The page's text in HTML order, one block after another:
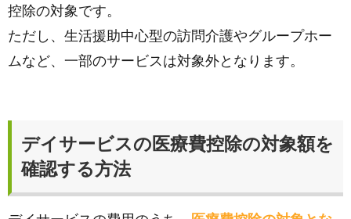
控除の対象です。
ただし、生活援助中心型の訪問介護やグループホー
ムなど、一部のサービスは対象外となります。
デイサービスの医療費控除の対象額を
確認する方法